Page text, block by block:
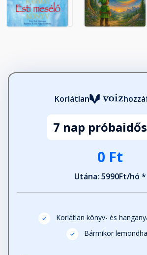
17. Mátyás király lakomája
Fejezet hossza: 00:03:14
19. Kanizsai Dorottya
Fejezet hossza: 00:03:26
várát
22. Üröm után ízlik a méz
Korlátlan
7 nap
0 Ft
Utána: 5990Ft/hó *
Korlátlan könyv- és
Bármikor